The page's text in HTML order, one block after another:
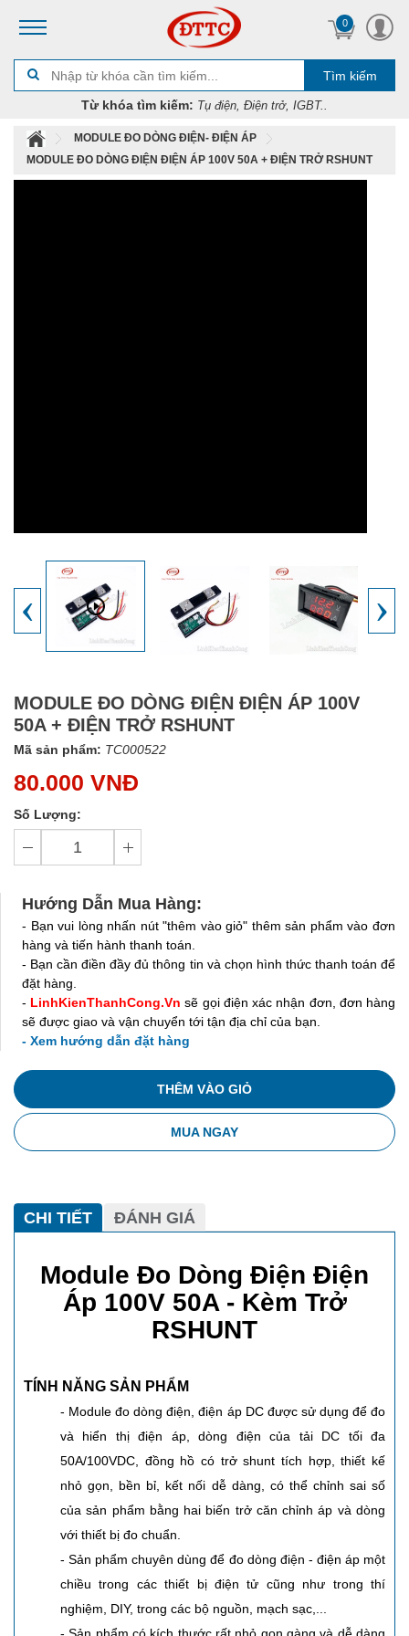
0
Tìm kiếm
Từ khóa tìm kiếm: Tụ điện, Điện trở, IGBT..
MODULE ĐO DÒNG ĐIỆN- ĐIỆN ÁP
MODULE ĐO DÒNG ĐIỆN ĐIỆN ÁP 100V 50A + ĐIỆN TRỞ RSHUNT
‹ ›
MODULE ĐO DÒNG ĐIỆN ĐIỆN ÁP 100V
50A + ĐIỆN TRỞ RSHUNT
Mã sản phẩm: TC000522
80.000 VNĐ
Số Lượng:
Hướng Dẫn Mua Hàng:
- Bạn vui lòng nhấn nút "thêm vào giỏ" thêm sản phẩm vào đơn
hàng và tiến hành thanh toán.
- Bạn cần điền đầy đủ thông tin và chọn hình thức thanh toán để
đặt hàng.
- LinhKienThanhCong.Vn sẽ gọi điện xác nhận đơn, đơn hàng
sẽ được giao và vận chuyển tới tận địa chỉ của bạn.
- Xem hướng dẫn đặt hàng
THÊM VÀO GIỎ
MUA NGAY
CHI TIẾT ĐÁNH GIÁ
Module Đo Dòng Điện Điện
Áp 100V 50A - Kèm Trở
RSHUNT
TÍNH NĂNG SẢN PHẨM
- Module đo dòng điện, điện áp DC được sử dụng để đo
và hiển thị điện áp, dòng điện của tải DC tối đa
50A/100VDC, đồng hồ có trở shunt tích hợp, thiết kế
nhỏ gọn, bền bỉ, kết nối dễ dàng, có thể chỉnh sai số
của sản phẩm bằng hai biến trở căn chỉnh áp và dòng
với thiết bị đo chuẩn.
- Sản phẩm chuyên dùng để đo dòng điện - điện áp một
chiều trong các thiết bị điện tử cũng như trong thí
nghiệm, DIY, trong các bộ nguồn, mạch sạc,...